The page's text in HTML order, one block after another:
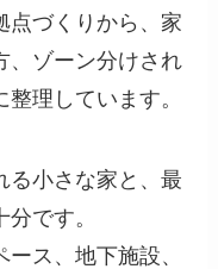
点づくりから、家
、ゾーン分けされ
理しています。
る小さな家と、最
です。
ス、地下施設、